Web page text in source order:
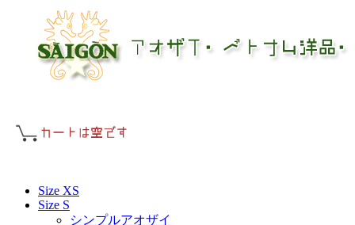
Size XS
Size S
シンプルアオザイ